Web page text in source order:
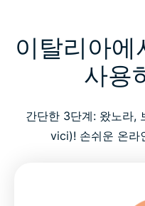
이탈리아
사용
간단한 3단계: 왔노라,
vici)! 손쉬운 온라